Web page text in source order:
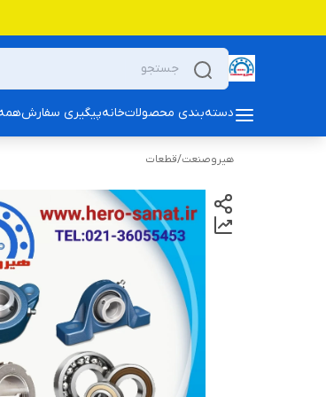
دسته‌بندی محصولاتخانهپیگیری سفارش
هیروصنعت/قطعات